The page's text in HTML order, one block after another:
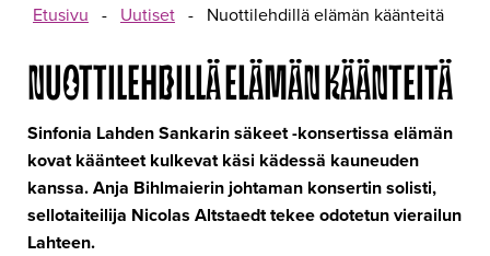
Etusivu - Uutiset - Nuottilehdillä elämän käänteitä
NUOTTILEHDILLÄ ELÄMÄN KÄÄNTEITÄ
Sinfonia Lahden Sankarin säkeet -konsertissa elämän
kovat käänteet kulkevat käsi kädessä kauneuden
kanssa. Anja Bihlmaierin johtaman konsertin solisti,
sellotaiteilija Nicolas Altstaedt tekee odotetun vierailun
Lahteen.